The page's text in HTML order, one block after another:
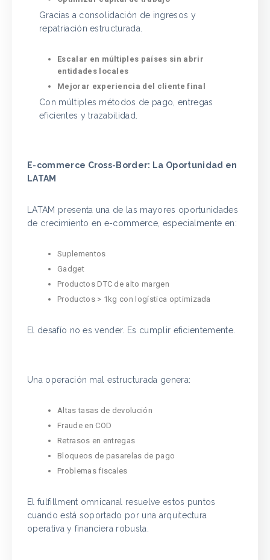
Gracias a consolidación de ingresos y
repatriación estructurada.
Escalar en múltiples países sin abrir
entidades locales
Mejorar experiencia del cliente final
Con múltiples métodos de pago, entregas
eficientes y trazabilidad.
E-commerce Cross-Border: La Oportunidad en
LATAM
LATAM presenta una de las mayores oportunidades
de crecimiento en e-commerce, especialmente en:
Suplementos
Gadget
Productos DTC de alto margen
Productos > 1kg con logística optimizada
El desafío no es vender. Es cumplir eficientemente.
Una operación mal estructurada genera:
Altas tasas de devolución
Fraude en COD
Retrasos en entregas
Bloqueos de pasarelas de pago
Problemas fiscales
El fulfillment omnicanal resuelve estos puntos
cuando está soportado por una arquitectura
operativa y financiera robusta.